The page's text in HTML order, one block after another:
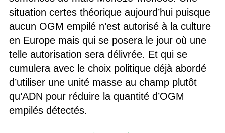
situation certes théorique aujourd’hui puisque
aucun OGM empilé n’est autorisé à la culture
en Europe mais qui se posera le jour où une
telle autorisation sera délivrée. Et qui se
cumulera avec le choix politique déjà abordé
d’utiliser une unité masse au champ plutôt
qu’ADN pour réduire la quantité d’OGM
empilés détectés.